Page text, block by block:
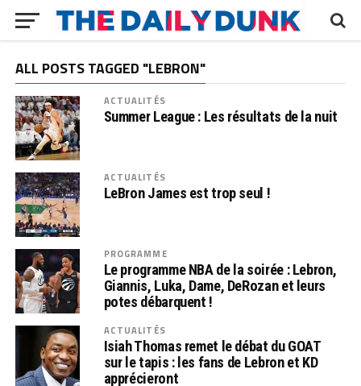
ALL POSTS TAGGED "LEBRON"
ACTUALITÉS
Summer League : Les résultats de la nuit
ACTUALITÉS
LeBron James est trop seul !
PROGRAMME
Le programme NBA de la soirée : Lebron,
Giannis, Luka, Dame, DeRozan et leurs
potes débarquent !
ACTUALITÉS
Isiah Thomas remet le débat du GOAT
sur le tapis : les fans de Lebron et KD
apprécieront